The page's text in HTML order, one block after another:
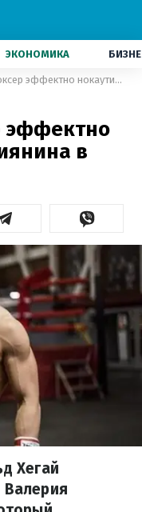
ЭКОНОМИКА
Украинский боксер эффектно нокаутировал россиянина в Москве
эффектно
в
Хегай
Валерия